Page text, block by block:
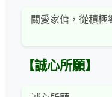
關愛家傭，從積極
【誠心所願】